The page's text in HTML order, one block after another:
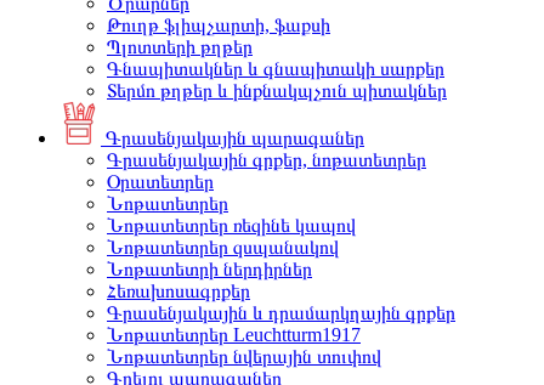
Թուղթ ֆլիպչարտի, ֆաքսի
Պլոտտերի թղթեր
Գնապիտակներ և գնապիտակի սարքեր
Տերմո թղթեր և ինքնակպչուն պիտակներ
Գրասենյակային պարագաներ
Գրասենյակային գրքեր, նոթատետրեր
Օրատետրեր
Նոթատետրեր
Նոթատետրեր ռեզինե կապով
Նոթատետրեր զսպանակով
Նոթատետրի ներդիրներ
Հեռախոսագրքեր
Գրասենյակային և դրամարկղային գրքեր
Նոթատետրեր Leuchtturm1917
Նոթատետրեր նվերային տուփով
Գրելու պարագաներ